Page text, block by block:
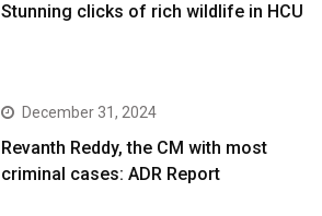
Stunning clicks of rich wildlife in HCU
December 31, 2024
Revanth Reddy, the CM with most
criminal cases: ADR Report